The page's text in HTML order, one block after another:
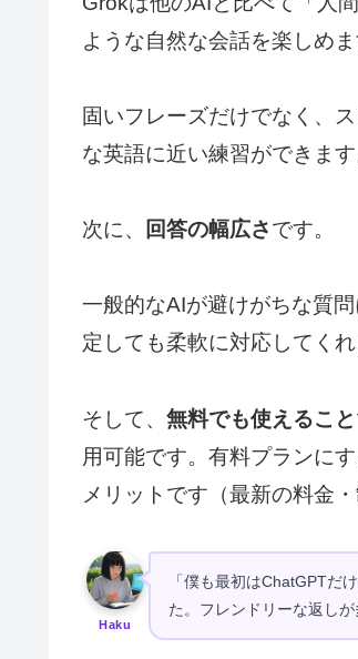
ような自然な会話を楽しめま
固いフレーズだけでなく、
な英語に近い練習ができます
次に、 回答の幅広さです。
一般的なAIが避けがちな質
定しても柔軟に対応してくれ
そして、 無料でも使えること
用可能です。有料プランに
メリットです（最新の料金
Haku
「僕も最初はChatGPTだ
た。フレンドリーな返し